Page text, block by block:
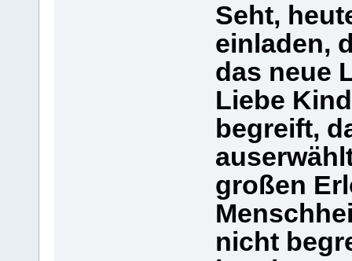
Seht,
einladen,
das neue
Liebe
begreift,
großen
nicht